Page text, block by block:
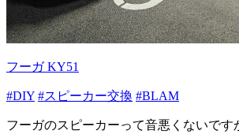
フーガ KY51
#DIY #スピーカー交換 #BLAM
フーガのスピーカーって音悪くないです